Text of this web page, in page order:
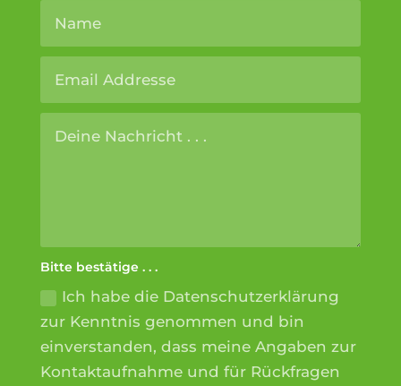
Bitte bestätige . . .
Ich habe die Datenschutzerklärung
zur Kenntnis genommen und bin
einverstanden, dass meine Angaben zur
Kontaktaufnahme und für Rückfragen